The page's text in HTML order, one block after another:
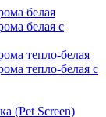
белая
белая с
тепло-белая
тепло-белая с
(Pet Screen)